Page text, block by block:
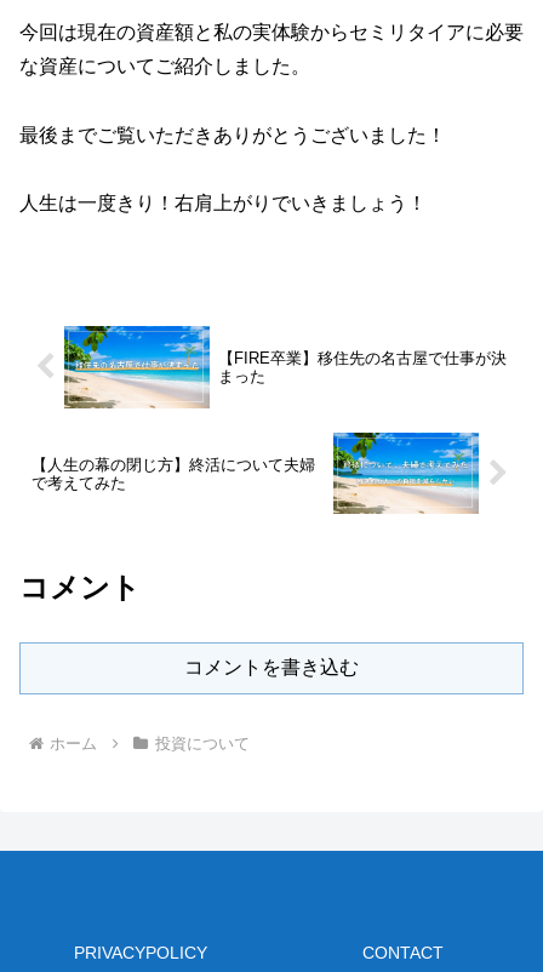
今回は現在の資産額と私の実体験からセミリタイアに必要
な資産についてご紹介しました。
最後までご覧いただきありがとうございました！
人生は一度きり！右肩上がりでいきましょう！
【FIRE卒業】移住先の名古屋で仕事が決
まった
【人生の幕の閉じ方】終活について夫婦
で考えてみた
コメント
コメントを書き込む
ホーム 投資について
PRIVACYPOLICY CONTACT